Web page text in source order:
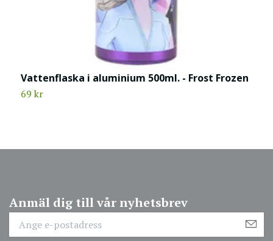
Vattenflaska i aluminium 500ml. - Frost Frozen
69 kr
Anmäl dig till vår nyhetsbrev